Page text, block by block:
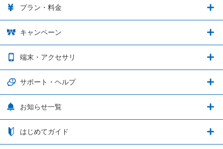
音声通話料金がもっとオトクに
データ通信容量繰り越し
通信エリアと通信速度状況
つながる端末保証
ゲーム連携・特典の詳細
ブレイブソード×ブレイズソウル
ウマ娘 プリティーダービー
プリンセスコネクト！Re:Dive
釣り★スタ
プラン・料金
プラン・料金
3種類のSIMタイプ
日割り計算
キャンペーン
お得なキャンペーン実施中！
OPPO端末購入キャンペーン第5弾
端末・アクセサリ
端末・アクセサリ
iPhone利用について
サポート・ヘルプ
サポート・ヘルプ
nanoSIM･microSIM･通常SIMの初期設定方法
お知らせ一覧
お知らせ一覧
はじめてガイド